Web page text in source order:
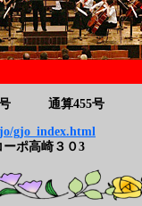
号 通算455号
gjo_index.html
ーポ高崎３０3